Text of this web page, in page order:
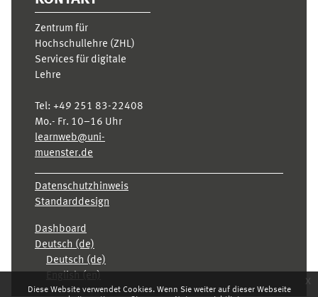
Diese Website verwendet Cookies. Wenn Sie weiter auf dieser Webseite
x
Zentrum für
Hochschullehre (ZHL)
Services für digitale
Lehre
Tel: +49 251 83-22408
Mo.- Fr. 10–16 Uhr
learnweb@uni-
muenster.de
Datenschutzhinweis
Standarddesign
Dashboard
Deutsch ‎(de)‎
Deutsch ‎(de)‎